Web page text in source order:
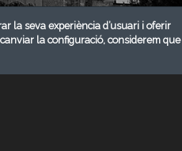
la seva experiència d’usuari i oferir
la configuració, considerem que